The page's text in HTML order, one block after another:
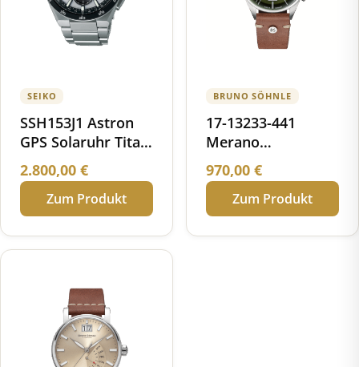
SEIKO
SSH153J1 Astron
GPS Solaruhr Titan
Keramik
2.800,00 €
Zum Produkt
BRUNO SÖHNLE
17-13233-441
Merano
Chronograph
970,00 €
Zum Produkt